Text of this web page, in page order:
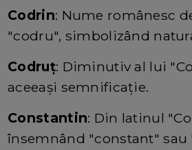
Codrin: Nume românesc
"codru", simbolizând
Codruț: Diminutiv al lui
aceeași semnificație.
Constantin: Din latinul
însemnând "constant" sau